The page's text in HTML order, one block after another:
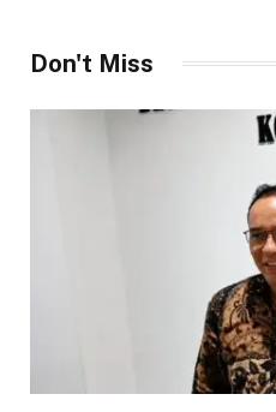
Don't Miss